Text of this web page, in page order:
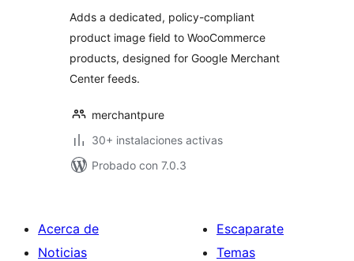
Adds a dedicated, policy-compliant
product image field to WooCommerce
products, designed for Google Merchant
Center feeds.
merchantpure
30+ instalaciones activas
Probado con 7.0.3
Acerca de
Noticias
Escaparate
Temas